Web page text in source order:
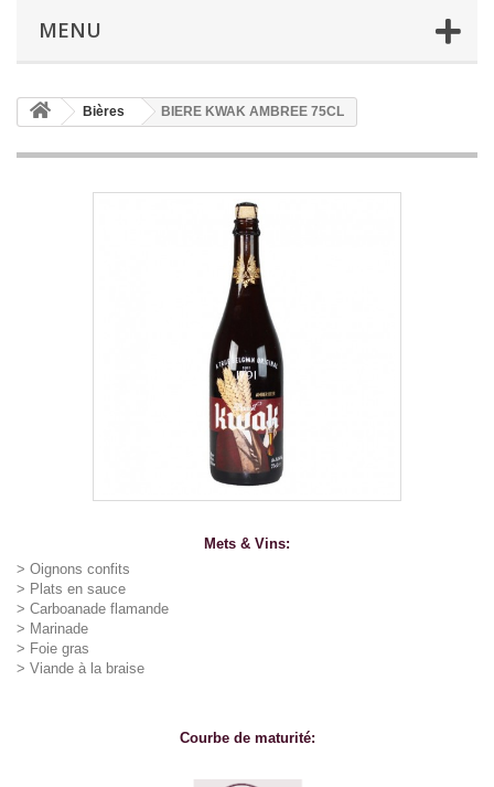
MENU
Bières BIERE KWAK AMBREE 75CL
Mets & Vins:
> Oignons confits
> Plats en sauce
> Carboanade flamande
> Marinade
> Foie gras
> Viande à la braise
Courbe de maturité: